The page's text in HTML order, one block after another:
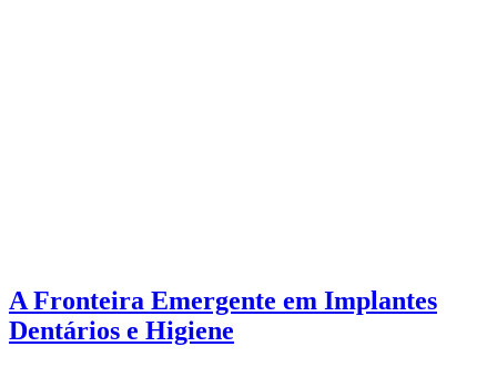
A Fronteira Emergente em Implantes
Dentários e Higiene